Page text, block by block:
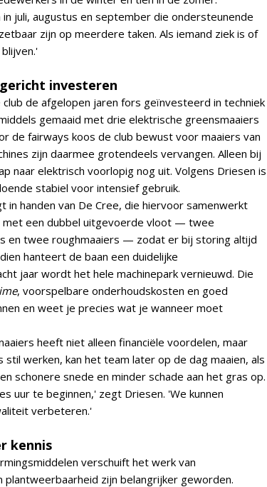
juli, augustus en september die ondersteunende
zijn op meerdere taken. Als iemand ziek is of
investeren
de afgelopen jaren fors geïnvesteerd in techniek
gemaaid met drie elektrische greensmaaiers
de fairways koos de club bewust voor maaiers van
zijn daarmee grotendeels vervangen. Alleen bij
naar elektrisch voorlopig nog uit. Volgens Driesen is
stabiel voor intensief gebruik.
in handen van De Cree, die hiervoor samenwerkt
met een dubbel uitgevoerde vloot — twee
en twee roughmaaiers — zodat er bij storing altijd
hanteert de baan een duidelijke
jaar wordt het hele machinepark vernieuwd. Die
, voorspelbare onderhoudskosten en goed
en weet je precies wat je wanneer moet
heeft niet alleen financiële voordelen, maar
stil werken, kan het team later op de dag maaien, als
schonere snede en minder schade aan het gras op.
uur te beginnen,' zegt Driesen. 'We kunnen
verbeteren.'
kennis
verschuift het werk van
zijn belangrijker geworden.